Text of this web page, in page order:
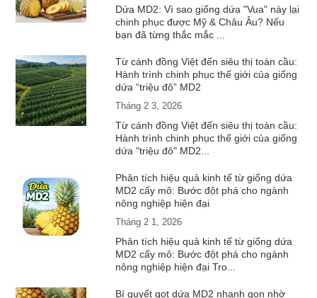
Dứa MD2: Vì sao giống dứa "Vua" này lại
chinh phục được Mỹ & Châu Âu? Nếu
bạn đã từng thắc mắc ...
Từ cánh đồng Việt đến siêu thị toàn cầu:
Hành trình chinh phục thế giới của giống
dứa “triệu đô” MD2
Tháng 2 3, 2026
Từ cánh đồng Việt đến siêu thị toàn cầu:
Hành trình chinh phục thế giới của giống
dứa "triệu đô" MD2...
Phân tích hiệu quả kinh tế từ giống dứa
MD2 cấy mô: Bước đột phá cho ngành
nông nghiệp hiện đại
Tháng 2 1, 2026
Phân tích hiệu quả kinh tế từ giống dứa
MD2 cấy mô: Bước đột phá cho ngành
nông nghiệp hiện đại Tro...
Bí quyết gọt dứa MD2 nhanh gọn nhờ